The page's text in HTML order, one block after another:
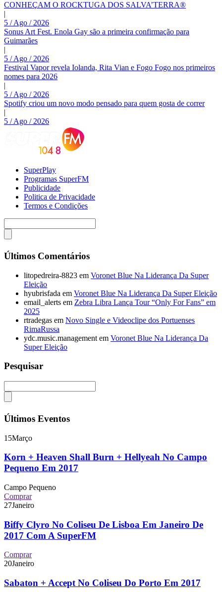
CONHEÇAM O ROCKTUGA DOS SALVA’TERRA®
|
5 / Ago / 2026
Sonus Art Fest. Enola Gay são a primeira confirmação para
Guimarães
|
5 / Ago / 2026
Festival Vapor revela Iolanda, Rita Vian e Fogo Fogo nos primeiros
nomes para 2026
|
5 / Ago / 2026
Spotify criou um novo modo pensado para quem gosta de correr
|
5 / Ago / 2026
SuperPlay
Programas SuperFM
Publicidade
Politica de Privacidade
Termos e Condições
Últimos Comentários
litopedreira-8823 em Voronet Blue Na Liderança Da Super
Eleição
hyubrisfada em Voronet Blue Na Liderança Da Super Eleição
email_alerts em Zebra Libra Lança Tour “Only For Fans” em
2025
rtradegas em Novo Single e Videoclipe dos Portuenses
RimaRussa
ydc.music.management em Voronet Blue Na Liderança Da
Super Eleição
Pesquisar
Últimos Eventos
15Março
Korn + Heaven Shall Burn + Hellyeah No Campo
Pequeno Em 2017
Campo Pequeno
Comprar
27Janeiro
Biffy Clyro No Coliseu De Lisboa Em Janeiro De
2017 Com A SuperFM
Comprar
20Janeiro
Sabaton + Accept No Coliseu Do Porto Em 2017